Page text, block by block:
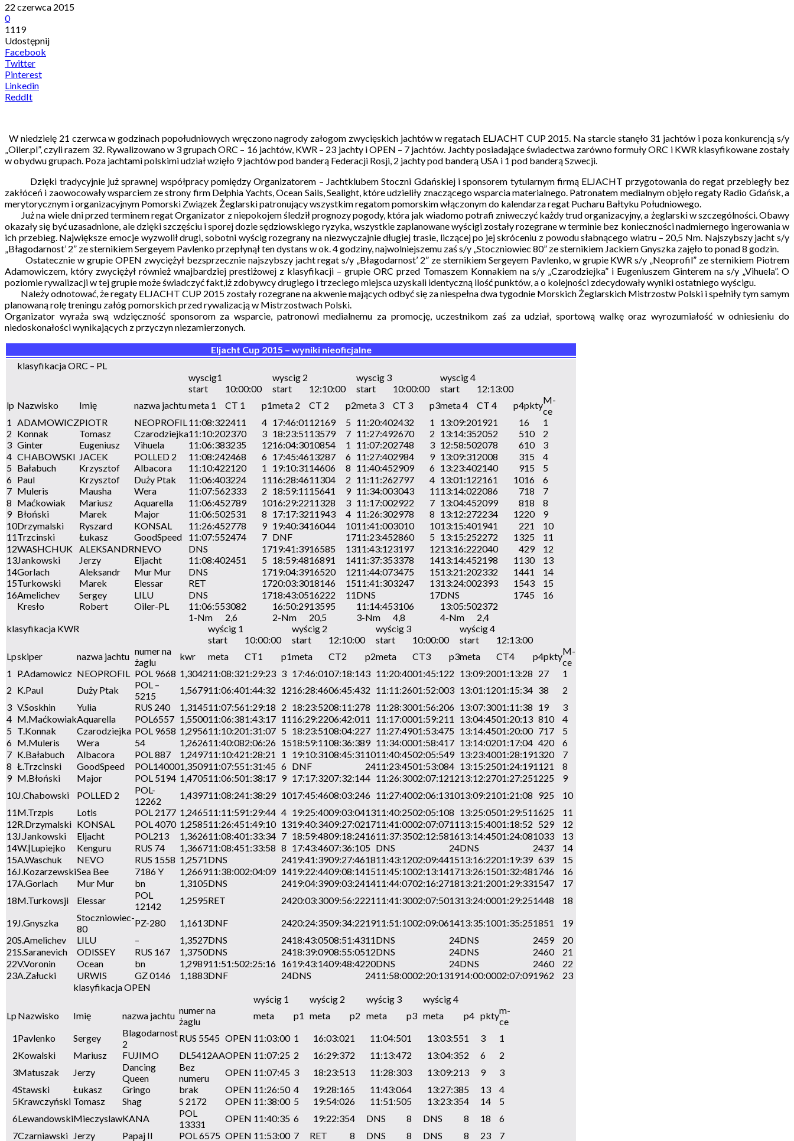
22 czerwca 2015
0
1119
Udostępnij
Facebook
Twitter
Pinterest
Linkedin
ReddIt
W niedzielę 21 czerwca w godzinach popołudniowych wręczono nagrody załogom zwycięskich jachtów w regatach ELJACHT CUP 2015. Na starcie stanęło 31 jachtów i poza konkurencją s/y
„Oiler.pl”, czyli razem 32. Rywalizowano w 3 grupach ORC – 16 jachtów, KWR – 23 jachty i OPEN – 7 jachtów. Jachty posiadające świadectwa zarówno formuły ORC i KWR klasyfikowane zostały
w obydwu grupach. Poza jachtami polskimi udział wzięło 9 jachtów pod banderą Federacji Rosji, 2 jachty pod banderą USA i 1 pod banderą Szwecji.
Dzięki tradycyjnie już sprawnej współpracy pomiędzy Organizatorem – Jachtklubem Stoczni Gdańskiej i sponsorem tytularnym firmą ELJACHT przygotowania do regat przebiegły bez
zakłóceń i zaowocowały wsparciem ze strony firm Delphia Yachts, Ocean Sails, Sealight, które udzieliły znaczącego wsparcia materialnego. Patronatem medialnym objęło regaty Radio Gdańsk, a
merytorycznym i organizacyjnym Pomorski Związek Żeglarski patronujący wszystkim regatom pomorskim włączonym do kalendarza regat Pucharu Bałtyku Południowego.
Już na wiele dni przed terminem regat Organizator z niepokojem śledził prognozy pogody, która jak wiadomo potrafi zniweczyć każdy trud organizacyjny, a żeglarski w szczególności. Obawy
okazały się być uzasadnione, ale dzięki szczęściu i sporej dozie sędziowskiego ryzyka, wszystkie zaplanowane wyścigi zostały rozegrane w terminie bez konieczności nadmiernego ingerowania w
ich przebieg. Największe emocje wyzwolił drugi, sobotni wyścig rozegrany na niezwyczajnie długiej trasie, liczącej po jej skróceniu z powodu słabnącego wiatru – 20,5 Nm. Najszybszy jacht s/y
„Błagodarnost’ 2” ze sternikiem Sergeyem Pavlenko przepłynął ten dystans w ok. 4 godziny, najwolniejszemu zaś s/y „Stoczniowiec 80” ze sternikiem Jackiem Gnyszka zajęło to ponad 8 godzin.
Ostatecznie w grupie OPEN zwyciężył bezsprzecznie najszybszy jacht regat s/y „Błagodarnost’ 2” ze sternikiem Sergeyem Pavlenko, w grupie KWR s/y „Neoprofil” ze sternikiem Piotrem
Adamowiczem, który zwyciężył również wnajbardziej prestiżowej z klasyfikacji – grupie ORC przed Tomaszem Konnakiem na s/y „Czarodziejka” i Eugeniuszem Ginterem na s/y „Vihuela”. O
poziomie rywalizacji w tej grupie może świadczyć fakt,iż zdobywcy drugiego i trzeciego miejsca uzyskali identyczną ilość punktów, a o kolejności zdecydowały wyniki ostatniego wyścigu.
Należy odnotować, że regaty ELJACHT CUP 2015 zostały rozegrane na akwenie mających odbyć się za niespełna dwa tygodnie Morskich Żeglarskich Mistrzostw Polski i spełniły tym samym
planowaną rolę treningu załóg pomorskich przed rywalizacją w Mistrzostwach Polski.
Organizator wyraża swą wdzięczność sponsorom za wsparcie, patronowi medialnemu za promocję, uczestnikom zaś za udział, sportową walkę oraz wyrozumiałość w odniesieniu do
niedoskonałości wynikających z przyczyn niezamierzonych.
Eljacht Cup 2015 – wyniki nieoficjalne
klasyfikacja ORC – PL
wyscig1
wyscig 2 wyscig 3
wyscig 4
start
10:00:00 start 12:10:00 start 10:00:00 start
12:13:00
lp Nazwisko Imię nazwa jachtumeta 1 CT 1 p1meta 2 CT 2 p2meta 3 CT 3 p3meta 4 CT 4 p4pktyM-
ce
1 ADAMOWICZPIOTR NEOPROFIL11:08:322411 4 17:46:0112169 5 11:20:402432 1 13:09:201921 16
1
2 Konnak Tomasz Czarodziejka11:10:202370 3 18:23:5113579 7 11:27:492670 2 13:14:352052 510
2
3 Ginter Eugeniusz Vihuela 11:06:383235 1216:04:3010854 1 11:07:202748 3 12:58:502078 610
3
4 CHABOWSKI JACEK POLLED 2 11:08:242468 6 17:45:4613287 6 11:27:402984 9 13:09:312008 315
4
5 Bałabuch Krzysztof Albacora 11:10:422120 1 19:10:3114606 8 11:40:452909 6 13:23:402140 915
5
6 Paul Krzysztof Duży Ptak 11:06:403224 1116:28:4611304 2 11:11:262797 4 13:01:122161 1016
6
7 Muleris Mausha Wera 11:07:562333 2 18:59:1115641 9 11:34:003043 1113:14:022086 718
7
8 Maćkowiak Mariusz Aquarella 11:06:452789 1016:29:2211328 3 11:17:002922 7 13:04:452099 818
8
9 Błoński Marek Major 11:06:502531 8 17:17:3211943 4 11:26:302978 8 13:12:272234 1220
9
10Drzymalski Ryszard KONSAL 11:26:452778 9 19:40:3416044 1011:41:003010 1013:15:401941 221
10
11Trzcinski Łukasz GoodSpeed 11:07:552474 7 DNF 1711:23:452860 5 13:15:252272 1325
11
12WASHCHUK ALEKSANDRNEVO DNS 1719:41:3916585 1311:43:123197 1213:16:222040 429
12
13Jankowski Jerzy Eljacht 11:08:402451 5 18:59:4816891 1411:37:353378 1413:14:452198 1130
13
14Gorlach Aleksandr Mur Mur DNS 1719:04:3916520 1211:44:073475 1513:21:202332 1441
14
15Turkowski Marek Elessar RET 1720:03:3018146 1511:41:303247 1313:24:002393 1543
15
16Amelichev Sergey LILU DNS 1718:43:0516222 11DNS 17DNS 1745
16
Kresło
Robert Oiler-PL 11:06:553082 16:50:2913595 11:14:453106 13:05:502372
1-Nm
2,6 2-Nm 20,5 3-Nm 4,8 4-Nm
2,4
klasyfikacja KWR
wyścig 1 wyścig 2 wyścig 3
wyścig 4
start
10:00:00 start 12:10:00 start 10:00:00 start
12:13:00
Lpskiper nazwa jachtu numer na
żaglu
kwr meta CT1 p1meta CT2 p2meta CT3 p3meta CT4 p4pktyM-
ce
1
P.Adamowicz NEOPROFIL POL 9668 1,304211:08:321:29:23 3 17:46:0107:18:143 11:20:4001:45:122 13:09:2001:13:28 27
1
2 K.Paul Duży Ptak
POL –
5215
1,567911:06:401:44:32 1216:28:4606:45:432 11:11:2601:52:003 13:01:1201:15:34 38
2
3 V.Soskhin Yulia RUS 240 1,314511:07:561:29:18 2 18:23:5208:11:278 11:28:3001:56:206 13:07:3001:11:38 19
3
4 M.MaćkowiakAquarella POL6557 1,550011:06:381:43:17 1116:29:2206:42:011 11:17:0001:59:211 13:04:4501:20:13 810
4
5 T.Konnak Czarodziejka POL 9658 1,295611:10:201:31:07 5 18:23:5108:04:227 11:27:4901:53:475 13:14:4501:20:00 717
5
6 M.Muleris Wera 54 1,262611:40:082:06:26 1518:59:1108:36:389 11:34:0001:58:417 13:14:0201:17:04 420
6
7 K.Bałabuch Albacora POL 887 1,249711:10:421:28:21 1 19:10:3108:45:311011:40:4502:05:549 13:23:4001:28:191320
7
8 Ł.Trzcinski GoodSpeed POL140001,350911:07:551:31:45 6 DNF 2411:23:4501:53:084 13:15:2501:24:191121
8
9 M.Błoński Major POL 5194 1,470511:06:501:38:17 9 17:17:3207:32:144 11:26:3002:07:121213:12:2701:27:251225
9
10J.Chabowski POLLED 2
POL-
12262
1,439711:08:241:38:29 1017:45:4608:03:246 11:27:4002:06:131013:09:2101:21:08 925
10
11M.Trzpis Lotis POL 2177 1,246511:11:591:29:44 4 19:25:4009:03:041311:40:2502:05:108 13:25:0501:29:511625
11
12R.Drzymalski KONSAL POL 4070 1,258511:26:451:49:10 1319:40:3409:27:021711:41:0002:07:071113:15:4001:18:52 529
12
13J.Jankowski Eljacht POL213 1,362611:08:401:33:34 7 18:59:4809:18:241611:37:3502:12:581613:14:4501:24:081033
13
14W.|Lupiejko Kenguru RUS 74 1,366711:08:451:33:58 8 17:43:4607:36:105 DNS 24DNS 2437
14
15A.Waschuk NEVO RUS 1558 1,2571DNS 2419:41:3909:27:461811:43:1202:09:441513:16:2201:19:39 639
15
16J.KozarzewskiSea Bee 7186 Y 1,266911:38:002:04:09 1419:22:4409:08:141511:45:1002:13:141713:26:1501:32:481746
16
17A.Gorlach Mur Mur bn 1,3105DNS 2419:04:3909:03:241411:44:0702:16:271813:21:2001:29:331547
17
18M.Turkowsji Elessar
POL
12142
1,2595RET 2420:03:3009:56:222111:41:3002:07:501313:24:0001:29:251448
18
19J.Gnyszka
Stoczniowiec-
80
PZ-280 1,1613DNF 2420:24:3509:34:221911:51:1002:09:061413:35:1001:35:251851
19
20S.Amelichev LILU – 1,3527DNS 2418:43:0508:51:4311DNS 24DNS 2459
20
21S.Saranevich ODISSEY RUS 167 1,3750DNS 2418:39:0908:55:0512DNS 24DNS 2460
21
22V.Voronin Ocean bn 1,298911:51:502:25:16 1619:43:1409:48:4220DNS 24DNS 2460
22
23A.Załucki URWIS GZ 0146 1,1883DNF 24DNS 2411:58:0002:20:131914:00:0002:07:091962
23
klasyfikacja OPEN
wyścig 1
wyścig 2 wyścig 3
wyścig 4
Lp Nazwisko Imię nazwa jachtu numer na
żaglu
meta p1 meta p2 meta p3 meta p4 pktym-
ce
1Pavlenko Sergey
Blagodarnost
2
RUS 5545 OPEN 11:03:00 1 16:03:021 11:04:501 13:03:551 3
1
2Kowalski Mariusz FUJIMO DL5412AAOPEN 11:07:25 2 16:29:372 11:13:472 13:04:352 6
2
3Matuszak Jerzy
Dancing
Queen
Bez
numeru
OPEN 11:07:45 3 18:23:513 11:28:303 13:09:213 9
3
4Stawski Łukasz Gringo brak OPEN 11:26:50 4 19:28:165 11:43:064 13:27:385 13
4
5Krawczyński Tomasz Shag S 2172 OPEN 11:38:00 5 19:54:026 11:51:505 13:23:354 14
5
6LewandowskiMieczyslawKANA
POL
13331
OPEN 11:40:35 6 19:22:354 DNS 8 DNS 8 18
6
7Czarniawski Jerzy Papaj II POL 6575 OPEN 11:53:00 7 RET 8 DNS 8 DNS 8 23 7